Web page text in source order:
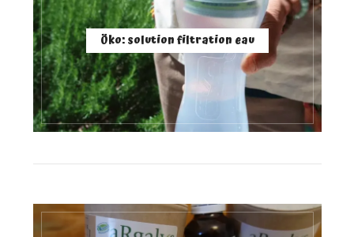
Öko: solution filtration eau